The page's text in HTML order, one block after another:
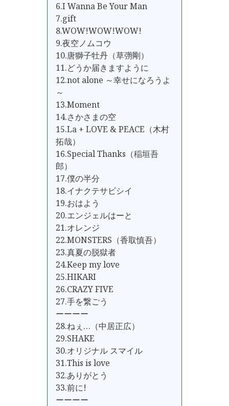
6.I Wanna Be Your Man
7.gift
8.WOW!WOW!WOW!
9.夜空ノムコウ
10.唐獅子牡丹（草彅剛）
11.どうか届きますように
12.not alone ～幸せになろうよ
～
13.Moment
14.さかさまの空
15.La + LOVE & PEACE（木村
拓哉）
16.Special Thanks（稲垣吾
郎）
17.僕の半分
18.イナクテサビシイ
19.おはよう
20.エンジェルはーと
21.オレンジ
22.MONSTERS（香取慎吾）
23.真夏の脱獄者
24.Keep my love
25.HIKARI
26.CRAZY FIVE
27.手を繋ごう
ーーーー
28.ねぇ…（中居正広）
29.SHAKE
30.オリジナル スマイル
31.This is love
32.ありがとう
33.前に!
ーーーー